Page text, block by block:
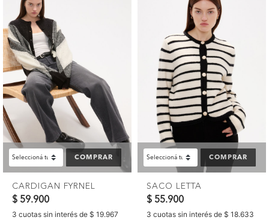
COMPRAR
CARDIGAN FYRNEL
$ 59.900
3 cuotas sin interés de $ 19.967
COMPRAR
SACO LETTA
$ 55.900
3 cuotas sin interés de $ 18.633